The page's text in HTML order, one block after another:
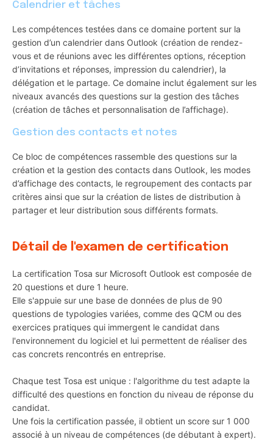
Calendrier et tâches
Les compétences testées dans ce domaine portent sur la
gestion d’un calendrier dans Outlook (création de rendez-
vous et de réunions avec les différentes options, réception
d’invitations et réponses, impression du calendrier), la
délégation et le partage. Ce domaine inclut également sur les
niveaux avancés des questions sur la gestion des tâches
(création de tâches et personnalisation de l’affichage).
Gestion des contacts et notes
Ce bloc de compétences rassemble des questions sur la
création et la gestion des contacts dans Outlook, les modes
d’affichage des contacts, le regroupement des contacts par
critères ainsi que sur la création de listes de distribution à
partager et leur distribution sous différents formats.
Détail de l'examen de certification
La certification Tosa sur Microsoft Outlook est composée de
20 questions et dure 1 heure.
Elle s'appuie sur une base de données de plus de 90
questions de typologies variées, comme des QCM ou des
exercices pratiques qui immergent le candidat dans
l'environnement du logiciel et lui permettent de réaliser des
cas concrets rencontrés en entreprise.
Chaque test Tosa est unique : l'algorithme du test adapte la
difficulté des questions en fonction du niveau de réponse du
candidat.
Une fois la certification passée, il obtient un score sur 1 000
associé à un niveau de compétences (de débutant à expert).